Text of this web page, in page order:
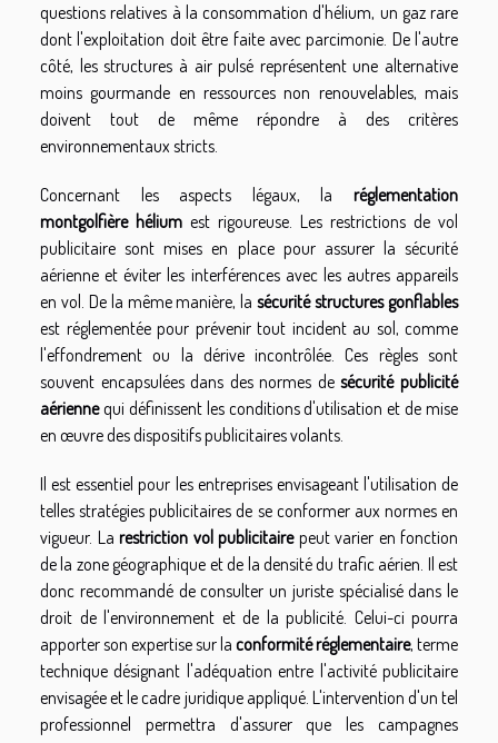
questions relatives à la consommation d'hélium, un gaz rare
dont l'exploitation doit être faite avec parcimonie. De l'autre
côté, les structures à air pulsé représentent une alternative
moins gourmande en ressources non renouvelables, mais
doivent tout de même répondre à des critères
environnementaux stricts.
Concernant les aspects légaux, la réglementation
montgolfière hélium est rigoureuse. Les restrictions de vol
publicitaire sont mises en place pour assurer la sécurité
aérienne et éviter les interférences avec les autres appareils
en vol. De la même manière, lasécurité structures gonflables
est réglementée pour prévenir tout incident au sol, comme
l'effondrement ou la dérive incontrôlée. Ces règles sont
souvent encapsulées dans des normes desécurité publicité
aériennequi définissent les conditions d'utilisation et de mise
en œuvre des dispositifs publicitaires volants.
Il est essentiel pour les entreprises envisageant l'utilisation de
telles stratégies publicitaires de se conformer aux normes en
vigueur. La restriction vol publicitairepeut varier en fonction
de la zone géographique et de la densité du trafic aérien. Il est
donc recommandé de consulter un juriste spécialisé dans le
droit de l'environnement et de la publicité. Celui-ci pourra
apporter son expertise sur la conformité réglementaire, terme
technique désignant l'adéquation entre l'activité publicitaire
envisagée et le cadre juridique appliqué. L'intervention d'un tel
professionnel permettra d'assurer que les campagnes